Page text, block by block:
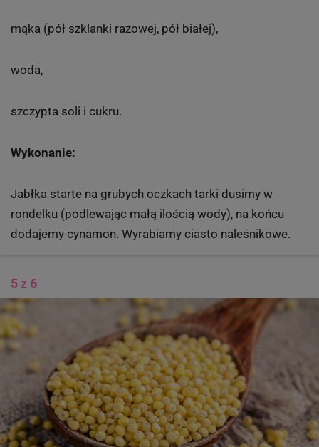
mąka (pół szklanki razowej, pół białej),
woda,
szczypta soli i cukru.
Wykonanie:
Jabłka starte na grubych oczkach tarki dusimy w
rondelku (podlewając małą ilością wody), na końcu
dodajemy cynamon. Wyrabiamy ciasto naleśnikowe.
5 z 6